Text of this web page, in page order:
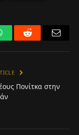
Reddit
Πονίτκα στην